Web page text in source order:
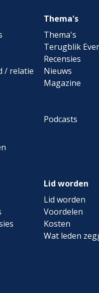
/ relatie
Thema's
Thema's
Terugblik
Recensies
Nieuws
Magazine
Podcasts
Lid worden
Lid worden
Voordelen
Kosten
Wat leden